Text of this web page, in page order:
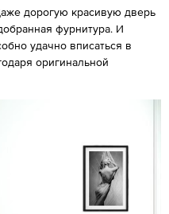
дорогую красивую дверь
фурнитура. И
удачно вписаться в
оригинальной